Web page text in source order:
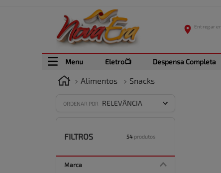
Menu Eletro📺 Despensa Completa
Alimentos Snacks
ORDENAR POR RELEVÂNCIA
FILTROS 54 produtos
Marca